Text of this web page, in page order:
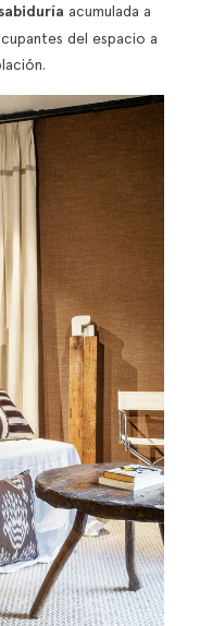
acumulada a
del espacio a